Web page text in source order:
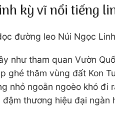
kỳ vĩ nổi tiếng
đường leo Núi Ngọc Linh
như tham quan Vườn
ghé thăm vùng đất Kon
nhỏ ngoằn ngoèo khó
thương hiệu đại